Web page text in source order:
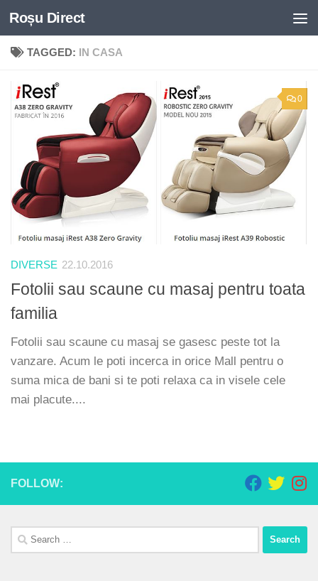
Skip to content
Roșu Direct
TAGGED: IN CASA
0
DIVERSE 22.10.2016
Fotolii sau scaune cu masaj pentru toata
familia
Fotolii sau scaune cu masaj se gasesc peste tot la
vanzare. Acum le poti incerca in orice Mall pentru o
suma mica de bani si te poti relaxa ca in visele cele
mai placute....
FOLLOW:
Search
for: